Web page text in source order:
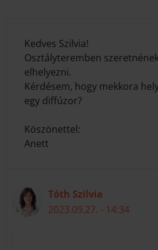
Kedves Szilvia!
Osztályteremben
elhelyezni.
Kérdésem, hogy mekkora
egy diffúzor?
Köszönettel:
Anett
Tóth Szilvia
2023.09.27. - 14:34